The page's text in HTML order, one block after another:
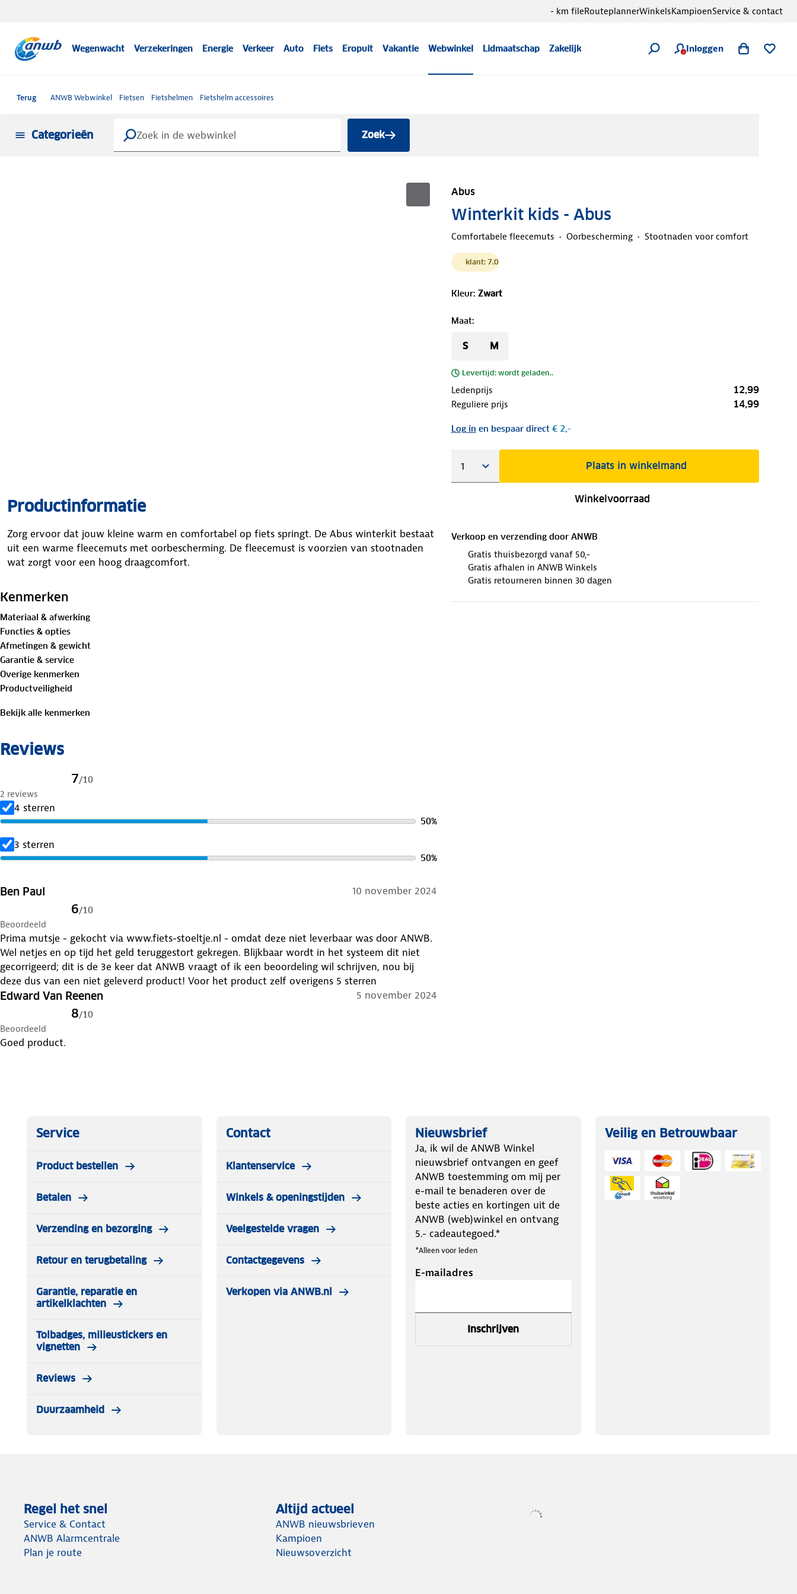
Wegenwacht Verzekeringen Energie Verkeer Auto Fiets Eropuit Vakantie Webwinkel Lidmaatschap Zakelijk Inloggen
- km fileRouteplannerWinkelsKampioenService & contact
Terug ANWB Webwinkel Fietsen Fietshelmen Fietshelm accessoires
Categorieën Zoek
Abus
Winterkit kids - Abus
Comfortabele fleecemuts Oorbescherming Stootnaden voor comfort
klant: 7.0
Kleur: Zwart
Maat:
S M
Levertijd: wordt geladen..
Ledenprijs 12,99
Reguliere prijs 14,99
Log in en bespaar direct€ 2,-
Plaats in winkelmand
Winkelvoorraad
Verkoop en verzending door ANWB
Gratis thuisbezorgd vanaf 50,-
Gratis afhalen in ANWB Winkels
Gratis retourneren binnen 30 dagen
Productinformatie
Zorg ervoor dat jouw kleine warm en comfortabel op fiets springt. De Abus winterkit bestaat
uit een warme fleecemuts met oorbescherming. De fleecemust is voorzien van stootnaden
wat zorgt voor een hoog draagcomfort.
Kenmerken
Materiaal & afwerking
Functies & opties
Afmetingen & gewicht
Garantie & service
Overige kenmerken
Productveiligheid
Bekijk alle kenmerken
Reviews
7/10
2 reviews
4 sterren
50%
3 sterren
50%
Ben Paul 10 november 2024
6/10
Beoordeeld
Prima mutsje - gekocht via www.fiets-stoeltje.nl - omdat deze niet leverbaar was door ANWB.
Wel netjes en op tijd het geld teruggestort gekregen. Blijkbaar wordt in het systeem dit niet
gecorrigeerd; dit is de 3e keer dat ANWB vraagt of ik een beoordeling wil schrijven, nou bij
deze dus van een niet geleverd product! Voor het product zelf overigens 5 sterren
Edward Van Reenen 5 november 2024
8/10
Beoordeeld
Goed product.
Service
Product bestellen
Betalen
Verzending en bezorging
Retour en terugbetaling
Garantie, reparatie en
artikelklachten
Tolbadges, milieustickers en
vignetten
Reviews
Duurzaamheid
Contact
Klantenservice
Winkels & openingstijden
Veelgestelde vragen
Contactgegevens
Verkopen via ANWB.nl
Nieuwsbrief
Ja, ik wil de ANWB Winkel
nieuwsbrief ontvangen en geef
ANWB toestemming om mij per
e-mail te benaderen over de
beste acties en kortingen uit de
ANWB (web)winkel en ontvang
5.- cadeautegoed.*
*Alleen voor leden
E-mailadres
Inschrijven
Veilig en Betrouwbaar
Regel het snel
Service & Contact
ANWB Alarmcentrale
Plan je route
Altijd actueel
ANWB nieuwsbrieven
Kampioen
Nieuwsoverzicht